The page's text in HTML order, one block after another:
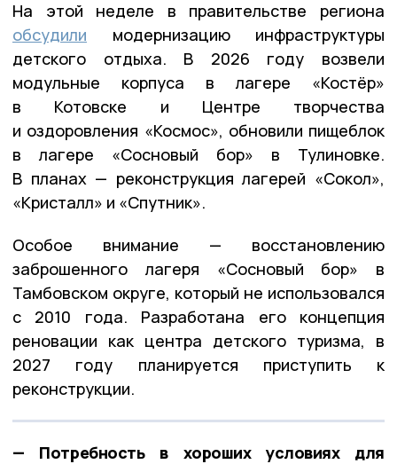
На этой неделе в правительстве региона
обсудили модернизацию инфраструктуры
детского отдыха. В 2026 году возвели
модульные корпуса в лагере «Костёр»
в Котовске и Центре творчества
и оздоровления «Космос», обновили пищеблок
в лагере «Сосновый бор» в Тулиновке.
В планах — реконструкция лагерей «Сокол»,
«Кристалл» и «Спутник».
Особое внимание — восстановлению
заброшенного лагеря «Сосновый бор» в
Тамбовском округе, который не использовался
с 2010 года. Разработана его концепция
реновации как центра детского туризма, в
2027 году планируется приступить к
реконструкции.
— Потребность в хороших условиях для